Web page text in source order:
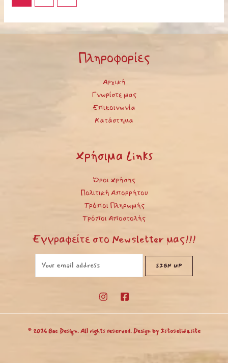
Πληροφορίες
Αρχική
Γνωρίστε μας
Επικοινωνία
Κατάστημα
Χρήσιμα Links
Όροι Χρήσης
Πολιτική Απορρήτου
Τρόποι Πληρωμής
Τρόποι Αποστολής
Εγγραφείτε στο Newsletter μας!!!
© 2026 Bac Design. All rights reserved. Design by Istoselida.site